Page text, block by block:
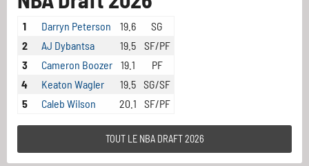
1 Darryn Peterson 19.6
SG
2
AJ Dybantsa 19.5
SF/PF
3
Cameron Boozer 19.1
PF
4
Keaton Wagler 19.5 SG/SF
5
Caleb Wilson 20.1 SF/PF
TOUT LE NBA DRAFT 2026